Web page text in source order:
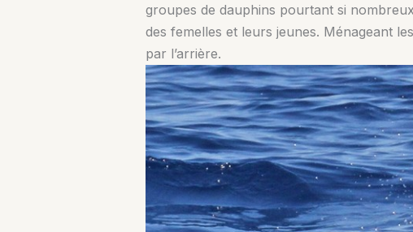
groupes de dauphins pourtant si
des femelles et leurs jeunes. Ménageant
par l’arrière.